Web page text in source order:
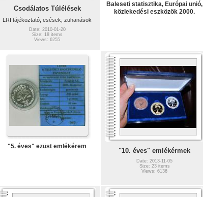
Csodálatos Túlélések
LRI tájékoztató, esések, zuhanások
Date: 2010-01-20
Size: 18 items
Views: 6255
Baleseti statisztika, Európai unió,
közlekedési eszközök 2000.
"5. éves" ezüst emlékérem
"10. éves" emlékérmek
Date: 2013-11-05
Size: 23 items
Views: 6136